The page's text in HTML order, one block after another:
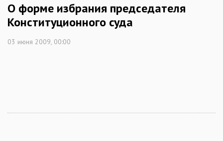
О форме избрания председателя
Конституционного суда
03 июня 2009, 00:00